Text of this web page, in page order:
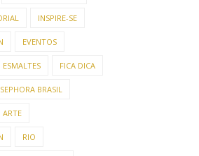
INSPIRE-SE
EVENTOS
ESMALTES FICA DICA
SEPHORA BRASIL
ARTE
RIO